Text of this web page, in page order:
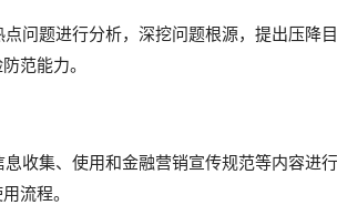
问题进行分析，深挖问题根源，提出压降
范能力。
收集、使用和金融营销宣传规范等内容进
流程。